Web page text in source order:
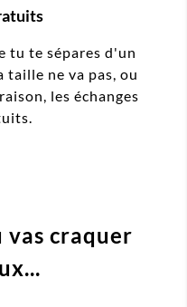
tu te sépares d'un
ne va pas, ou
les échanges
vas craquer